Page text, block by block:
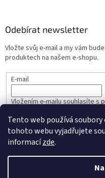
Tento web používá
tohoto webu vyjadřujete
informacízde.
Odebírat newsletter
Vložte svůj e-mail a my vám
produktech na našem e-shopu.
E-mail
Vložením e-mailu souhlasíte s
PŘIHLÁSIT SE